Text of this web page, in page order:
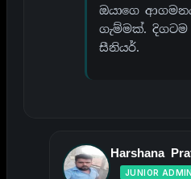
ඔයාගෙ
ගැම්මක්.
සීනියර්.
Harshana
JUNIOR ADMIN